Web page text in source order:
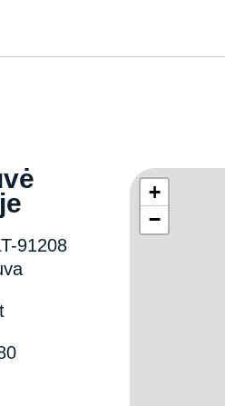
91208
+
−